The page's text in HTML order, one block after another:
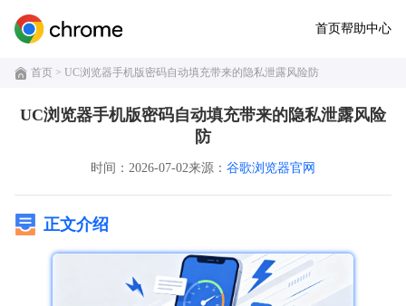
首页帮助中心
首页 > UC浏览器手机版密码自动填充带来的隐私泄露风险防
UC浏览器手机版密码自动填充带来的隐私泄露风险
防
时间：2026-07-02来源： 谷歌浏览器官网
正文介绍